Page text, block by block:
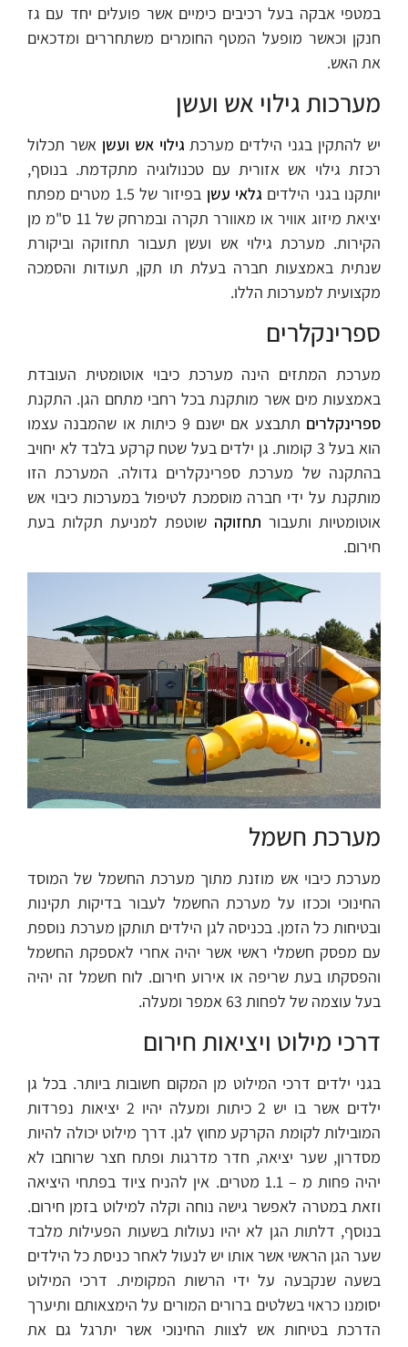
במטפי אבקה בעל רכיבים כימיים אשר פועלים יחד עם גז
חנקן וכאשר מופעל המטף החומרים משתחררים ומדכאים
את האש.
מערכות גילוי אש ועשן
יש להתקין בגני הילדים מערכת גילוי אש ועשן אשר תכלול
רכזת גילוי אש אזורית עם טכנולוגיה מתקדמת. בנוסף,
יותקנו בגני הילדים גלאי עשן
בפיזור של 1.5 מטרים מפתח
יציאת מיזוג אוויר או מאוורר תקרה ובמרחק של 11 ס"מ מן
הקירות. מערכת גילוי אש ועשן תעבור תחזוקה וביקורת
שנתית באמצעות חברה בעלת תו תקן, תעודות והסמכה
מקצועית למערכות הללו.
ספרינקלרים
מערכת המתזים הינה מערכת כיבוי אוטומטית העובדת
באמצעות מים אשר מותקנת בכל רחבי מתחם הגן. התקנת
ספרינקלרים
תתבצע אם ישנם 9 כיתות או שהמבנה עצמו
הוא בעל 3 קומות. גן ילדים בעל שטח קרקע בלבד לא יחויב
בהתקנה של מערכת ספרינקלרים גדולה. המערכת הזו
מותקנת על ידי חברה מוסמכת לטיפול במערכות כיבוי אש
אוטומטיות ותעבור תחזוקה שוטפת למניעת תקלות בעת
חירום.
מערכת חשמל
מערכת כיבוי אש מוזנת מתוך מערכת החשמל של המוסד
החינוכי וככזו על מערכת החשמל לעבור בדיקות תקינות
ובטיחות כל הזמן. בכניסה לגן הילדים תותקן מערכת נוספת
עם מפסק חשמלי ראשי אשר יהיה אחרי לאספקת החשמל
והפסקתו בעת שריפה או אירוע חירום. לוח חשמל זה יהיה
בעל עוצמה של לפחות 63 אמפר ומעלה.
דרכי מילוט ויציאות חירום
בגני ילדים דרכי המילוט מן המקום חשובות ביותר. בכל גן
ילדים אשר בו יש 2 כיתות ומעלה יהיו 2 יציאות נפרדות
המובילות לקומת הקרקע מחוץ לגן. דרך מילוט יכולה להיות
מסדרון, שער יציאה, חדר מדרגות ופתח חצר שרוחבו לא
יהיה פחות מ – 1.1 מטרים. אין להניח ציוד בפתחי היציאה
וזאת במטרה לאפשר גישה נוחה וקלה למילוט בזמן חירום.
בנוסף, דלתות הגן לא יהיו נעולות בשעות הפעילות מלבד
שער הגן הראשי אשר אותו יש לנעול לאחר כניסת כל הילדים
בשעה שנקבעה על ידי הרשות המקומית. דרכי המילוט
יסומנו כראוי בשלטים ברורים המורים על הימצאותם ותיערך
הדרכת בטיחות אש לצוות החינוכי אשר יתרגל גם את